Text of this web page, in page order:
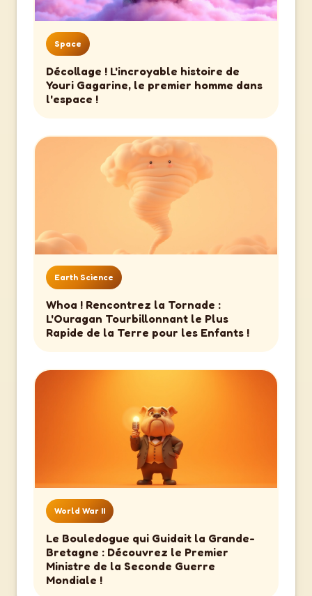
Space
Décollage ! L'incroyable histoire de
Youri Gagarine, le premier homme dans
l'espace !
Earth Science
Whoa ! Rencontrez la Tornade :
L'Ouragan Tourbillonnant le Plus
Rapide de la Terre pour les Enfants !
World War II
Le Bouledogue qui Guidait la Grande-
Bretagne : Découvrez le Premier
Ministre de la Seconde Guerre
Mondiale !